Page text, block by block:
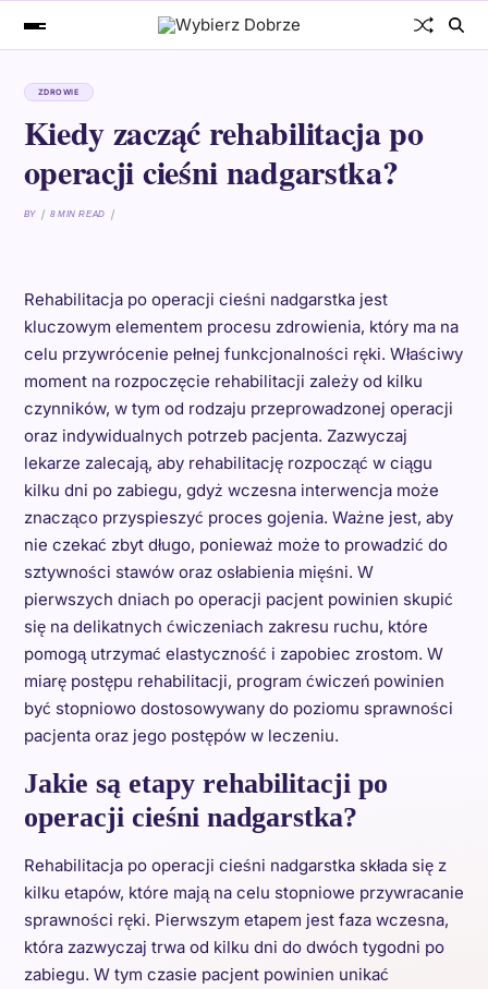
ZDROWIE
Kiedy zacząć rehabilitacja po
operacji cieśni nadgarstka?
BY 8 MIN READ
Rehabilitacja po operacji cieśni nadgarstka jest
kluczowym elementem procesu zdrowienia, który ma na
celu przywrócenie pełnej funkcjonalności ręki. Właściwy
moment na rozpoczęcie rehabilitacji zależy od kilku
czynników, w tym od rodzaju przeprowadzonej operacji
oraz indywidualnych potrzeb pacjenta. Zazwyczaj
lekarze zalecają, aby rehabilitację rozpocząć w ciągu
kilku dni po zabiegu, gdyż wczesna interwencja może
znacząco przyspieszyć proces gojenia. Ważne jest, aby
nie czekać zbyt długo, ponieważ może to prowadzić do
sztywności stawów oraz osłabienia mięśni. W
pierwszych dniach po operacji pacjent powinien skupić
się na delikatnych ćwiczeniach zakresu ruchu, które
pomogą utrzymać elastyczność i zapobiec zrostom. W
miarę postępu rehabilitacji, program ćwiczeń powinien
być stopniowo dostosowywany do poziomu sprawności
pacjenta oraz jego postępów w leczeniu.
Jakie są etapy rehabilitacji po
operacji cieśni nadgarstka?
Rehabilitacja po operacji cieśni nadgarstka składa się z
kilku etapów, które mają na celu stopniowe przywracanie
sprawności ręki. Pierwszym etapem jest faza wczesna,
która zazwyczaj trwa od kilku dni do dwóch tygodni po
zabiegu. W tym czasie pacjent powinien unikać